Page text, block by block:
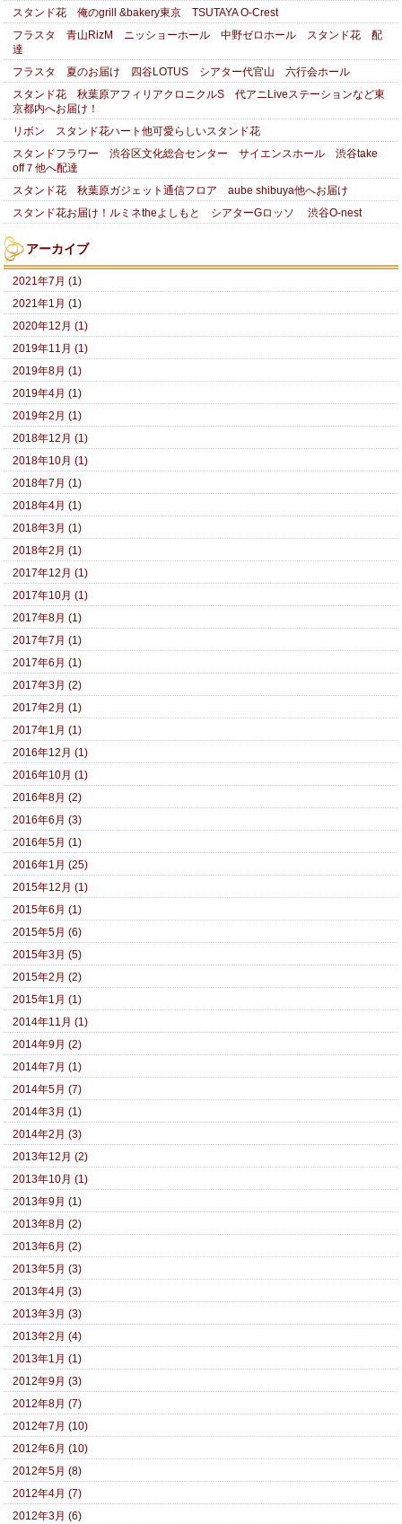
スタンド花 俺のgrill &bakery東京 TSUTAYA O-Crest
フラスタ 青山RizM ニッショーホール 中野ゼロホール スタンド花 配
達
フラスタ 夏のお届け 四谷LOTUS シアター代官山 六行会ホール
スタンド花 秋葉原アフィリアクロニクルS 代アニLiveステーションなど東
京都内へお届け！
リボン スタンド花ハート他可愛らしいスタンド花
スタンドフラワー 渋谷区文化総合センター サイエンスホール 渋谷take
off７他へ配達
スタンド花 秋葉原ガジェット通信フロア aube shibuya他へお届け
スタンド花お届け！ルミネtheよしもと シアターGロッソ 渋谷O-nest
アーカイブ
2021年7月 (1)
2021年1月 (1)
2020年12月 (1)
2019年11月 (1)
2019年8月 (1)
2019年4月 (1)
2019年2月 (1)
2018年12月 (1)
2018年10月 (1)
2018年7月 (1)
2018年4月 (1)
2018年3月 (1)
2018年2月 (1)
2017年12月 (1)
2017年10月 (1)
2017年8月 (1)
2017年7月 (1)
2017年6月 (1)
2017年3月 (2)
2017年2月 (1)
2017年1月 (1)
2016年12月 (1)
2016年10月 (1)
2016年8月 (2)
2016年6月 (3)
2016年5月 (1)
2016年1月 (25)
2015年12月 (1)
2015年6月 (1)
2015年5月 (6)
2015年3月 (5)
2015年2月 (2)
2015年1月 (1)
2014年11月 (1)
2014年9月 (2)
2014年7月 (1)
2014年5月 (7)
2014年3月 (1)
2014年2月 (3)
2013年12月 (2)
2013年10月 (1)
2013年9月 (1)
2013年8月 (2)
2013年6月 (2)
2013年5月 (3)
2013年4月 (3)
2013年3月 (3)
2013年2月 (4)
2013年1月 (1)
2012年9月 (3)
2012年8月 (7)
2012年7月 (10)
2012年6月 (10)
2012年5月 (8)
2012年4月 (7)
2012年3月 (6)